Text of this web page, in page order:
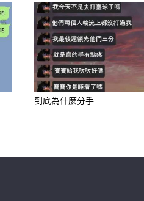
前在合作或溝通上的
到底為什麼分手